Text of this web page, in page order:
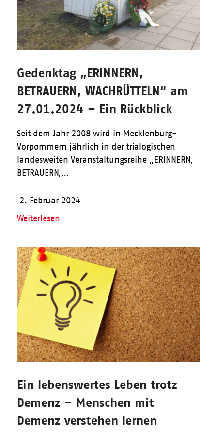
Gedenktag „ERINNERN,
BETRAUERN, WACHRÜTTELN“ am
27.01.2024 – Ein Rückblick
Seit dem Jahr 2008 wird in Mecklenburg-
Vorpommern jährlich in der trialogischen
landesweiten Veranstaltungsreihe „ERINNERN,
BETRAUERN,…
2. Februar 2024
Weiterlesen
Ein lebenswertes Leben trotz
Demenz – Menschen mit
Demenz verstehen lernen